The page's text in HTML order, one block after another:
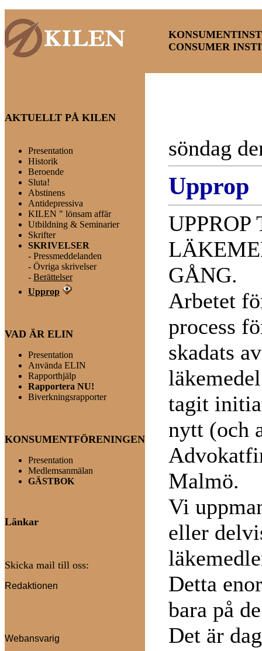
CONSUMER
AKTUELLT PÅ KILEN
Presentation
Historik
Beroende
Sluta!
Abstinens
Antidepressiva
KILEN " lönsam affär
Utbildning & Seminarier
Skrifter
SKRIVELSER
- Pressmeddelanden
- Övriga skrivelser
- Berättelser
Upprop
VAD ÄR ELIN
Presentation
Använda ELIN
Rapporthjälp
Rapportera NU!
Biverkningsrapporter
KONSUMENTFÖRENINGEN
Presentation
Medlemsanmälan
GÄSTBOK
Länkar
Skicka mail till oss:
Redaktionen
Webansvarig
söndag
Upprop
UPPROP
GÅNG.
Arbetet
process
skadats
tagit
nytt (och
Malmö.
Vi
eller
Detta
bara på
Det är